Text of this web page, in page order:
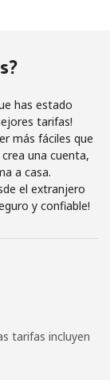
→
tu contraseña? →
has estado
tarifas!
más fáciles que
una cuenta,
a casa.
el extranjero
y confiable!
tarifas incluyen